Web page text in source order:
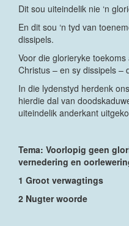
Dit sou uiteindelik nie ‘n
En dit sou ‘n tyd van
dissipels.
Voor die glorieryke
Christus – en sy dissipels –
In die lydenstyd herdenk
hierdie dal van
uiteindelik anderkant
Tema: Voorlopig geen
vernedering en
1 Groot verwagtings
2 Nugter woorde